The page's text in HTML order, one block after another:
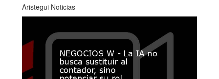
Aristegui Noticias